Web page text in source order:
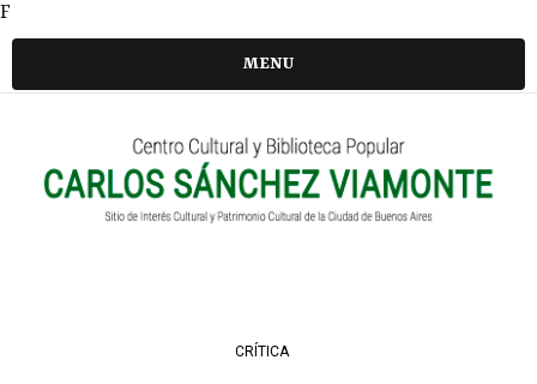
F
MENU
CRÍTICA